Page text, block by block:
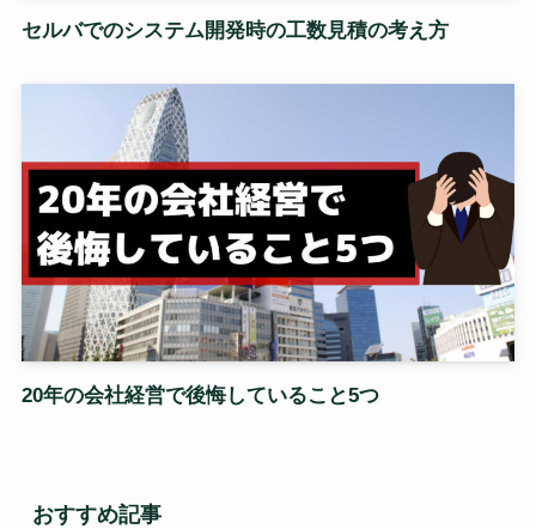
セルバでのシステム開発時の工数見積の考え方
20年の会社経営で後悔していること5つ
おすすめ記事